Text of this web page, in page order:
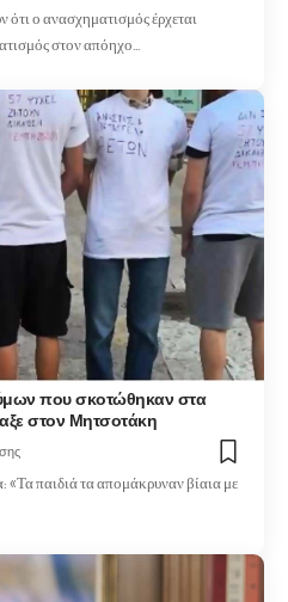
ότι ο ανασχηματισμός έρχεται
στον απόηχο…
που σκοτώθηκαν στα
στον Μητσοτάκη
«Τα παιδιά τα απομάκρυναν βίαια με